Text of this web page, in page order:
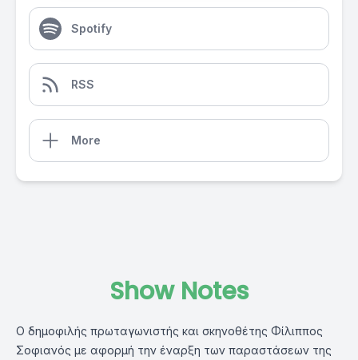
Spotify
RSS
More
Show Notes
Ο δημοφιλής πρωταγωνιστής και σκηνοθέτης Φίλιππος
Σοφιανός με αφορμή την έναρξη των παραστάσεων της